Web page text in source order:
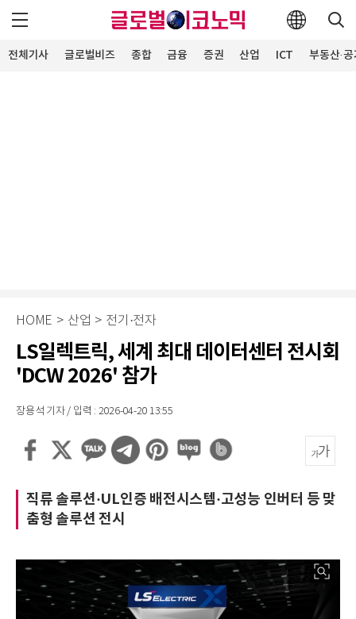
전체기사 글로벌비즈 종합 금융 증권 산업 ICT 부동산·
HOME > 산업 > 전기·전자
LS일렉트릭, 세계 최대 데이터센터 전시회
'DCW 2026' 참가
장용석 기자 / 입력 : 2026-04-20 13:55
직류 솔루션·UL인증 배전시스템·고성능 인버터 등 맞
춤형 솔루션 전시